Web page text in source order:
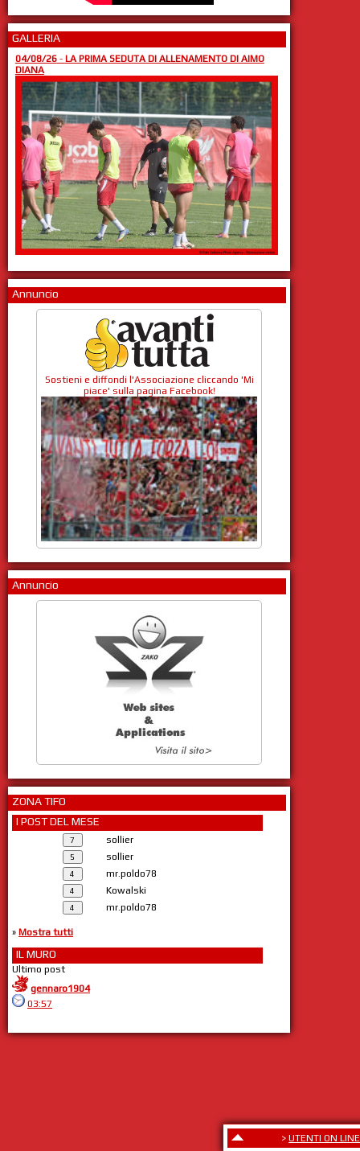
> UTENTI ON LINE
GALLERIA
04/08/26- LA PRIMA SEDUTA DI ALLENAMENTO DI AIMO
DIANA
Annuncio
Sostieni e diffondi l'Associazione cliccando 'Mi
piace' sulla pagina Facebook!
Annuncio
ZONA TIFO
I POST DEL MESE
sollier
sollier
mr.poldo78
Kowalski
mr.poldo78
» Mostra tutti
IL MURO
Ultimo post
gennaro1904
03:57